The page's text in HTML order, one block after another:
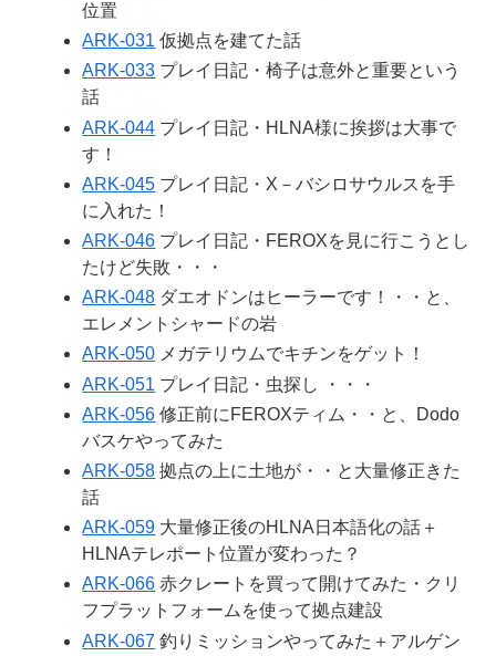
位置
ARK-031 仮拠点を建てた話
ARK-033 プレイ日記・椅子は意外と重要という
話
ARK-044 プレイ日記・HLNA様に挨拶は大事で
す！
ARK-045 プレイ日記・X－バシロサウルスを手
に入れた！
ARK-046 プレイ日記・FEROXを見に行こうとし
たけど失敗・・・
ARK-048 ダエオドンはヒーラーです！・・と、
エレメントシャードの岩
ARK-050 メガテリウムでキチンをゲット！
ARK-051 プレイ日記・虫探し ・・・
ARK-056 修正前にFEROXティム・・と、Dodo
バスケやってみた
ARK-058 拠点の上に土地が・・と大量修正きた
話
ARK-059 大量修正後のHLNA日本語化の話＋
HLNAテレポート位置が変わった？
ARK-066 赤クレートを買って開けてみた・クリ
フプラットフォームを使って拠点建設
ARK-067 釣りミッションやってみた＋アルゲン